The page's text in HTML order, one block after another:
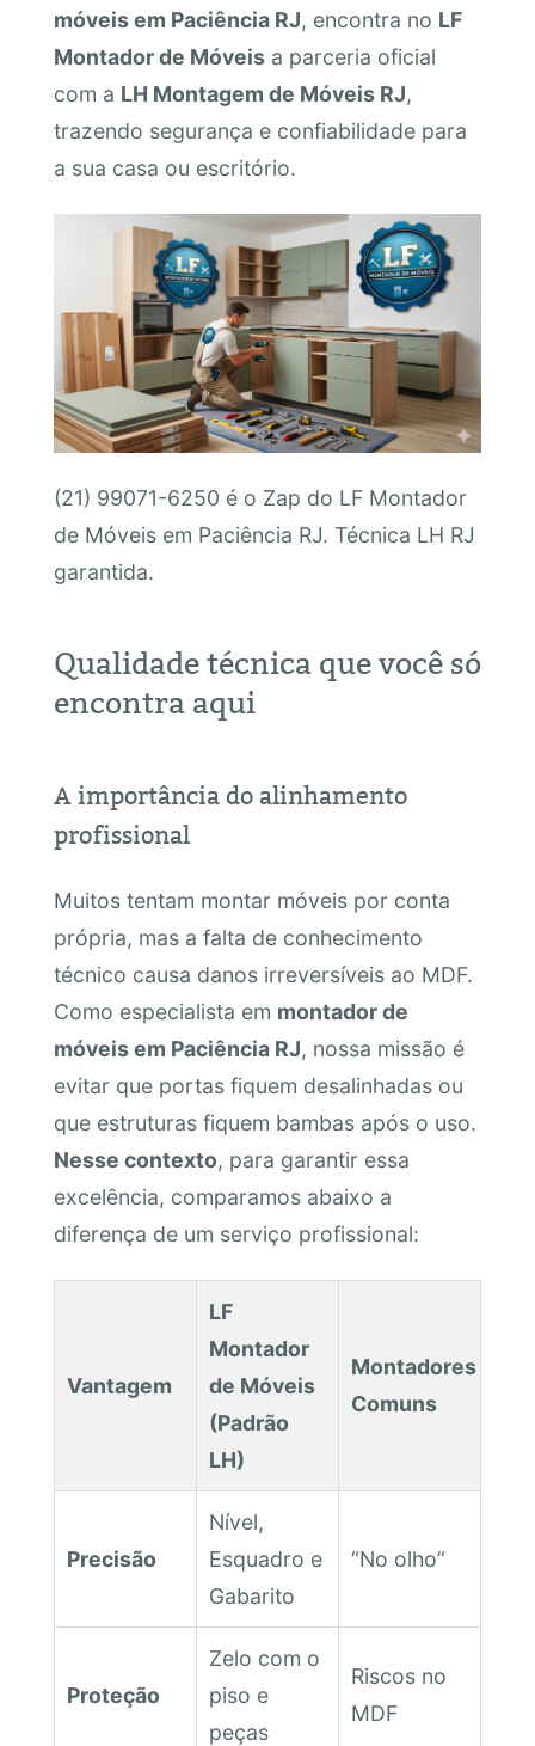
móveis em Paciência RJ, encontra no LF
Montador de Móveisa parceria oficial
com a LH Montagem de Móveis RJ,
trazendo segurança e confiabilidade para
a sua casa ou escritório.
(21) 99071-6250 é o Zap do LF Montador
de Móveis em Paciência RJ. Técnica LH RJ
garantida.
Qualidade técnica que você só
encontra aqui
A importância do alinhamento
profissional
Muitos tentam montar móveis por conta
própria, mas a falta de conhecimento
técnico causa danos irreversíveis ao MDF.
Como especialista em montador de
móveis em Paciência RJ, nossa missão é
evitar que portas fiquem desalinhadas ou
que estruturas fiquem bambas após o uso.
Nesse contexto, para garantir essa
excelência, comparamos abaixo a
diferença de um serviço profissional:
Vantagem
LF
Montador
de Móveis
(Padrão
LH)
Montadores
Comuns
Precisão
Nível,
Esquadro e
Gabarito
“No olho”
Proteção
Zelo com o
piso e
peças
Riscos no
MDF